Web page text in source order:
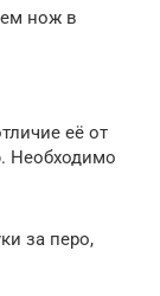
нож в
её от
Необходимо
за перо,